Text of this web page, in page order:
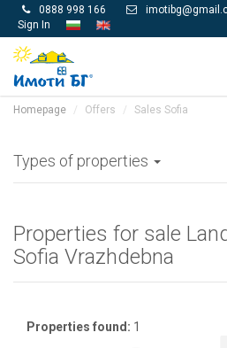
 0888 998 166 
Sign In
Homepage Offers Sales Sofia
Types of properties
Properties for sale
Sofia Vrazhdebna
Properties found: 1